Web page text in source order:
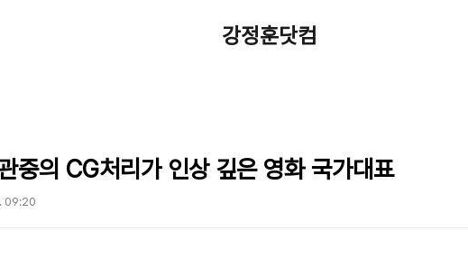
강정훈닷컴
중의 CG처리가 인상 깊은 영화 국가대표
09:20